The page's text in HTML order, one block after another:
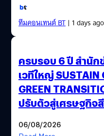
ทีมคอนเทนต์ BT| 1 days ago
ครบรอบ 6 ปี สำนัก
เวทีใหญ่ SUSTAIN
GREEN
ปรับตัวสู่เศรษฐกิจ
06/08/2026